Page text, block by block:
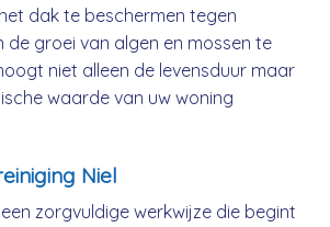
dak te beschermen tegen
de groei van algen en mossen te
niet alleen de levensduur maar
waarde van uw woning
Niel
zorgvuldige werkwijze die begint